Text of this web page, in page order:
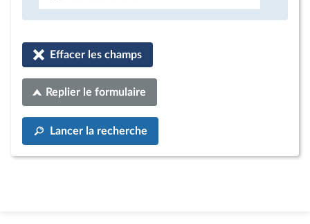
Effacer les champs
Replier le formulaire
Lancer la recherche